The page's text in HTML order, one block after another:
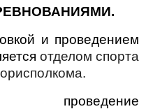
и проведением
отделом спорта
проведение